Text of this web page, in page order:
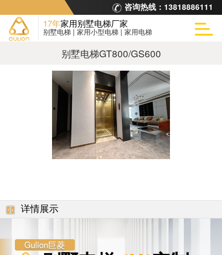
咨询热线： 13818886111
17年家用别墅电梯厂家
别墅电梯 | 家用小型电梯 | 家用电梯
别墅电梯GT800/GS600
详情展示
Gulion巨菱